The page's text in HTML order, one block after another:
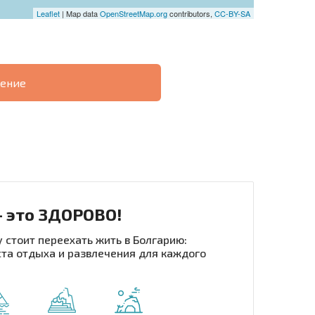
Leaflet | Map dataOpenStreetMap.orgcontributors, CC-BY-SA
| Нажимая кнопку, вы разрешаете
это ЗДОРОВО!
переехать жить в Болгарию:
отдыха и развлечения для каждого